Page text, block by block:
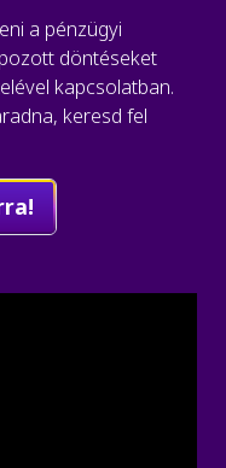
a pénzügyi
döntéseket
kapcsolatban.
keresd fel